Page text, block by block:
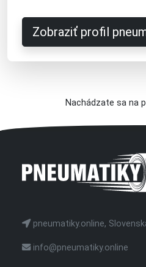
Zobraziť profil
Nachádzate sa na
pneumatiky.online,
info@pneumatiky.online